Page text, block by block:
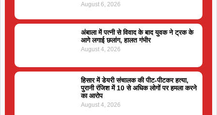
August 6, 2026
अंबाला में पत्नी से विवाद के बाद युवक ने ट्रक के
आगे लगाई छलांग, हालत गंभीर
August 4, 2026
हिसार में डेयरी संचालक की पीट-पीटकर हत्या,
पुरानी रंजिश में 10 से अधिक लोगों पर हमला करने
का आरोप
August 4, 2026